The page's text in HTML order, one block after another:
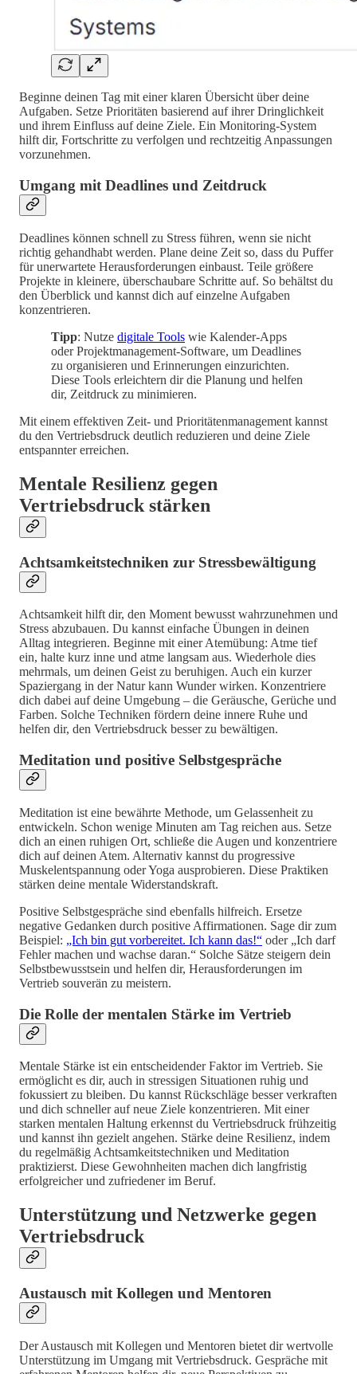
Beginne deinen Tag mit einer klaren Übersicht über deine
Aufgaben. Setze Prioritäten basierend auf ihrer Dringlichkeit
und ihrem Einfluss auf deine Ziele. Ein Monitoring-System
hilft dir, Fortschritte zu verfolgen und rechtzeitig Anpassungen
vorzunehmen.
Umgang mit Deadlines und Zeitdruck
Deadlines können schnell zu Stress führen, wenn sie nicht
richtig gehandhabt werden. Plane deine Zeit so, dass du Puffer
für unerwartete Herausforderungen einbaust. Teile größere
Projekte in kleinere, überschaubare Schritte auf. So behältst du
den Überblick und kannst dich auf einzelne Aufgaben
konzentrieren.
Tipp: Nutze digitale Tools wie Kalender-Apps
oder Projektmanagement-Software, um Deadlines
zu organisieren und Erinnerungen einzurichten.
Diese Tools erleichtern dir die Planung und helfen
dir, Zeitdruck zu minimieren.
Mit einem effektiven Zeit- und Prioritätenmanagement kannst
du den Vertriebsdruck deutlich reduzieren und deine Ziele
entspannter erreichen.
Mentale Resilienz gegen
Vertriebsdruck stärken
Achtsamkeitstechniken zur Stressbewältigung
Achtsamkeit hilft dir, den Moment bewusst wahrzunehmen und
Stress abzubauen. Du kannst einfache Übungen in deinen
Alltag integrieren. Beginne mit einer Atemübung: Atme tief
ein, halte kurz inne und atme langsam aus. Wiederhole dies
mehrmals, um deinen Geist zu beruhigen. Auch ein kurzer
Spaziergang in der Natur kann Wunder wirken. Konzentriere
dich dabei auf deine Umgebung – die Geräusche, Gerüche und
Farben. Solche Techniken fördern deine innere Ruhe und
helfen dir, den Vertriebsdruck besser zu bewältigen.
Meditation und positive Selbstgespräche
Meditation ist eine bewährte Methode, um Gelassenheit zu
entwickeln. Schon wenige Minuten am Tag reichen aus. Setze
dich an einen ruhigen Ort, schließe die Augen und konzentriere
dich auf deinen Atem. Alternativ kannst du progressive
Muskelentspannung oder Yoga ausprobieren. Diese Praktiken
stärken deine mentale Widerstandskraft.
Positive Selbstgespräche sind ebenfalls hilfreich. Ersetze
negative Gedanken durch positive Affirmationen. Sage dir zum
Beispiel: „Ich bin gut vorbereitet. Ich kann das!“ oder „Ich darf
Fehler machen und wachse daran.“ Solche Sätze steigern dein
Selbstbewusstsein und helfen dir, Herausforderungen im
Vertrieb souverän zu meistern.
Die Rolle der mentalen Stärke im Vertrieb
Mentale Stärke ist ein entscheidender Faktor im Vertrieb. Sie
ermöglicht es dir, auch in stressigen Situationen ruhig und
fokussiert zu bleiben. Du kannst Rückschläge besser verkraften
und dich schneller auf neue Ziele konzentrieren. Mit einer
starken mentalen Haltung erkennst du Vertriebsdruck frühzeitig
und kannst ihn gezielt angehen. Stärke deine Resilienz, indem
du regelmäßig Achtsamkeitstechniken und Meditation
praktizierst. Diese Gewohnheiten machen dich langfristig
erfolgreicher und zufriedener im Beruf.
Unterstützung und Netzwerke gegen
Vertriebsdruck
Austausch mit Kollegen und Mentoren
Der Austausch mit Kollegen und Mentoren bietet dir wertvolle
Unterstützung im Umgang mit Vertriebsdruck. Gespräche mit